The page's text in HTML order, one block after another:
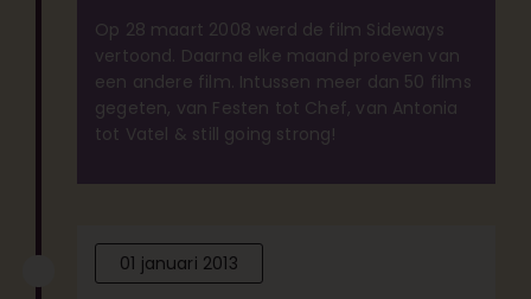
Op 28 maart 2008 werd de film Sideways
vertoond. Daarna elke maand proeven van
een andere film. Intussen meer dan 50 films
gegeten, van Festen tot Chef, van Antonia
tot Vatel & still going strong!
01 januari 2013